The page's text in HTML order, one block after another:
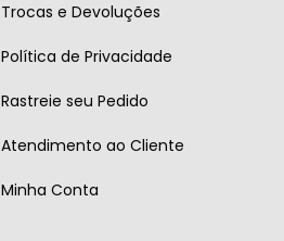
Trocas e Devoluções
Política de Privacidade
Rastreie seu Pedido
Atendimento ao Cliente
Minha Conta